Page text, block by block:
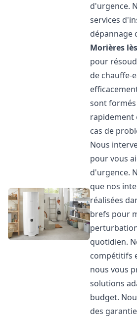
d'urgence.
services
dépannage
Morières
pour
de chauffe-
sont
rapidement
cas de
Nous
pour vous
d'urgence.
que nos
réalisées
brefs pour
quotidien.
compétitifs
nous vous
solutions
budget.
des